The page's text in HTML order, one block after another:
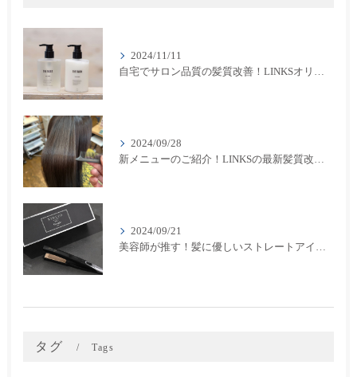
2024/11/11
自宅でサロン品質の髪質改善！LINKSオリジナル「THE RaDIXシャンプー＆トリートメント」のご紹介
2024/09/28
新メニューのご紹介！LINKSの最新髪質改善カラーメニューが登場！
2024/09/21
美容師が推す！髪に優しいストレートアイロン『キヌージョプロ』で美しいスタイリングを実現
タグ Tags